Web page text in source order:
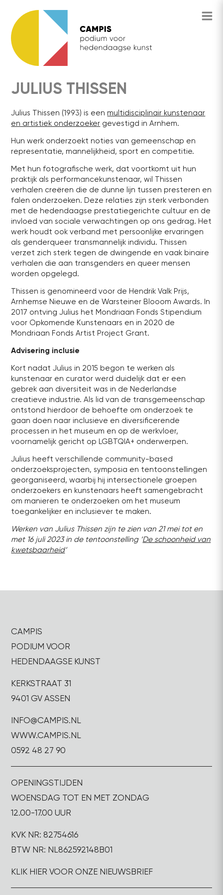
JULIUS THISSEN
Julius Thissen (1993) is een multidisciplinair kunstenaar
en artistiek onderzoeker gevestigd in Arnhem.
Hun werk onderzoekt noties van gemeenschap en
representatie, mannelijkheid, sport en competitie.
Met hun fotografische werk, dat voortkomt uit hun
praktijk als performancekunstenaar, wil Thissen
verhalen creëren die de dunne lijn tussen presteren en
falen onderzoeken. Deze relaties zijn sterk verbonden
met de hedendaagse prestatiegerichte cultuur en de
invloed van sociale verwachtingen op ons gedrag. Het
werk houdt ook verband met persoonlijke ervaringen
als genderqueer transmannelijk individu. Thissen
verzet zich sterk tegen de dwingende en vaak binaire
verhalen die aan transgenders en queer mensen
worden opgelegd.
Thissen is genomineerd voor de Hendrik Valk Prijs,
Arnhemse Nieuwe en de Warsteiner Blooom Awards. In
2017 ontving Julius het Mondriaan Fonds Stipendium
voor Opkomende Kunstenaars en in 2020 de
Mondriaan Fonds Artist Project Grant.
Advisering inclusie
Kort nadat Julius in 2015 begon te werken als
kunstenaar en curator werd duidelijk dat er een
gebrek aan diversiteit was in de Nederlandse
creatieve industrie. Als lid van de transgemeenschap
ontstond hierdoor de behoefte om onderzoek te
gaan doen naar inclusieve en diversificerende
processen in het museum en op de werkvloer,
voornamelijk gericht op LGBTQIA+ onderwerpen.
Julius heeft verschillende community-based
onderzoeksprojecten, symposia en tentoonstellingen
georganiseerd, waarbij hij intersectionele groepen
onderzoekers en kunstenaars heeft samengebracht
om manieren te onderzoeken om het museum
toegankelijker en inclusiever te maken.
Werken van Julius Thissen zijn te zien van 21 mei tot en
met 16 juli 2023 in de tentoonstelling ‘De schoonheid van
kwetsbaarheid‘
CAMPIS
PODIUM VOOR
HEDENDAAGSE KUNST
KERKSTRAAT 31
9401 GV ASSEN
INFO@CAMPIS.NL
WWW.CAMPIS.NL
0592 48 27 90
OPENINGSTIJDEN
WOENSDAG TOT EN MET ZONDAG
12.00-17.00 UUR
KVK NR: 82754616
BTW NR: NL862592148B01
KLIK HIER VOOR ONZE NIEUWSBRIEF